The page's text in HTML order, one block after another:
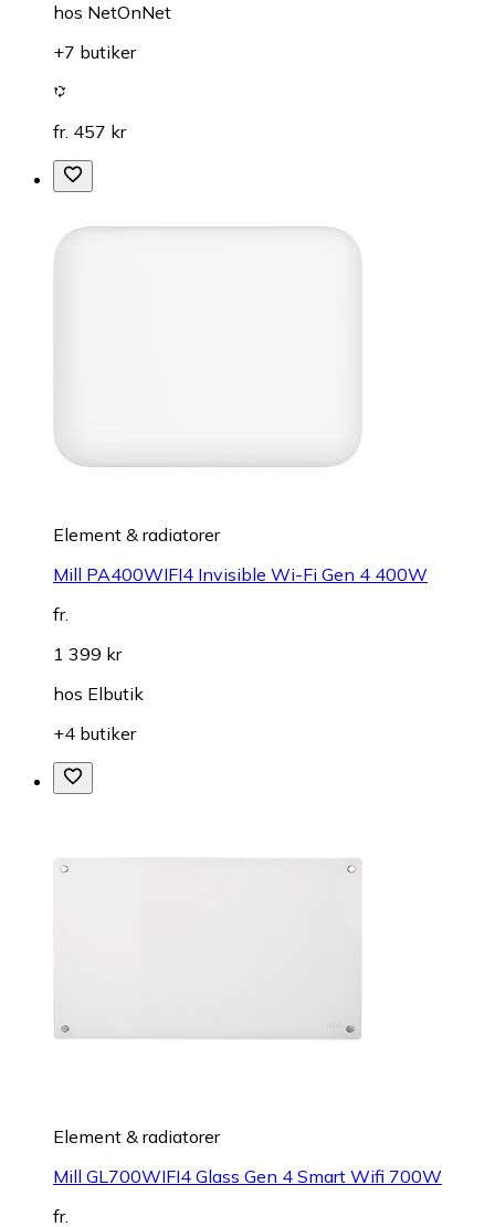
hos NetOnNet
+7 butiker
fr. 457 kr
Element & radiatorer
Mill PA400WIFI4 Invisible Wi-Fi Gen 4 400W
fr.
1 399 kr
hos Elbutik
+4 butiker
Element & radiatorer
Mill GL700WIFI4 Glass Gen 4 Smart Wifi 700W
fr.